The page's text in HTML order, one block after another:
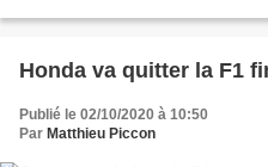
Honda va quitter la F1
Publié le 02/10/2020 à 10:50
Par Matthieu Piccon